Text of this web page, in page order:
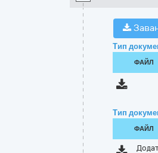
Тип
ФАЙЛ
Тип
ФАЙЛ